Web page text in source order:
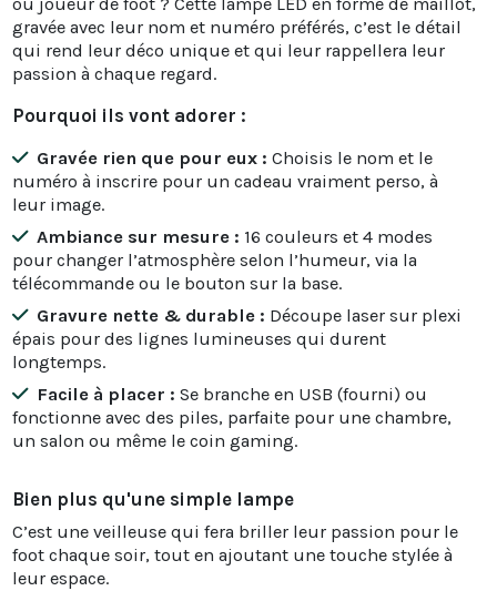
gravée avec leur nom et numéro préférés, c’est le détail
qui rend leur déco unique et qui leur rappellera leur
passion à chaque regard.
Pourquoi ils vont adorer :
Gravée rien que pour eux : Choisis le nom et le
numéro à inscrire pour un cadeau vraiment perso, à
leur image.
Ambiance sur mesure : 16 couleurs et 4 modes
pour changer l’atmosphère selon l’humeur, via la
télécommande ou le bouton sur la base.
Gravure nette & durable : Découpe laser sur plexi
épais pour des lignes lumineuses qui durent
longtemps.
Facile à placer : Se branche en USB (fourni) ou
fonctionne avec des piles, parfaite pour une chambre,
un salon ou même le coin gaming.
Bien plus qu'une simple lampe
C’est une veilleuse qui fera briller leur passion pour le
foot chaque soir, tout en ajoutant une touche stylée à
leur espace.